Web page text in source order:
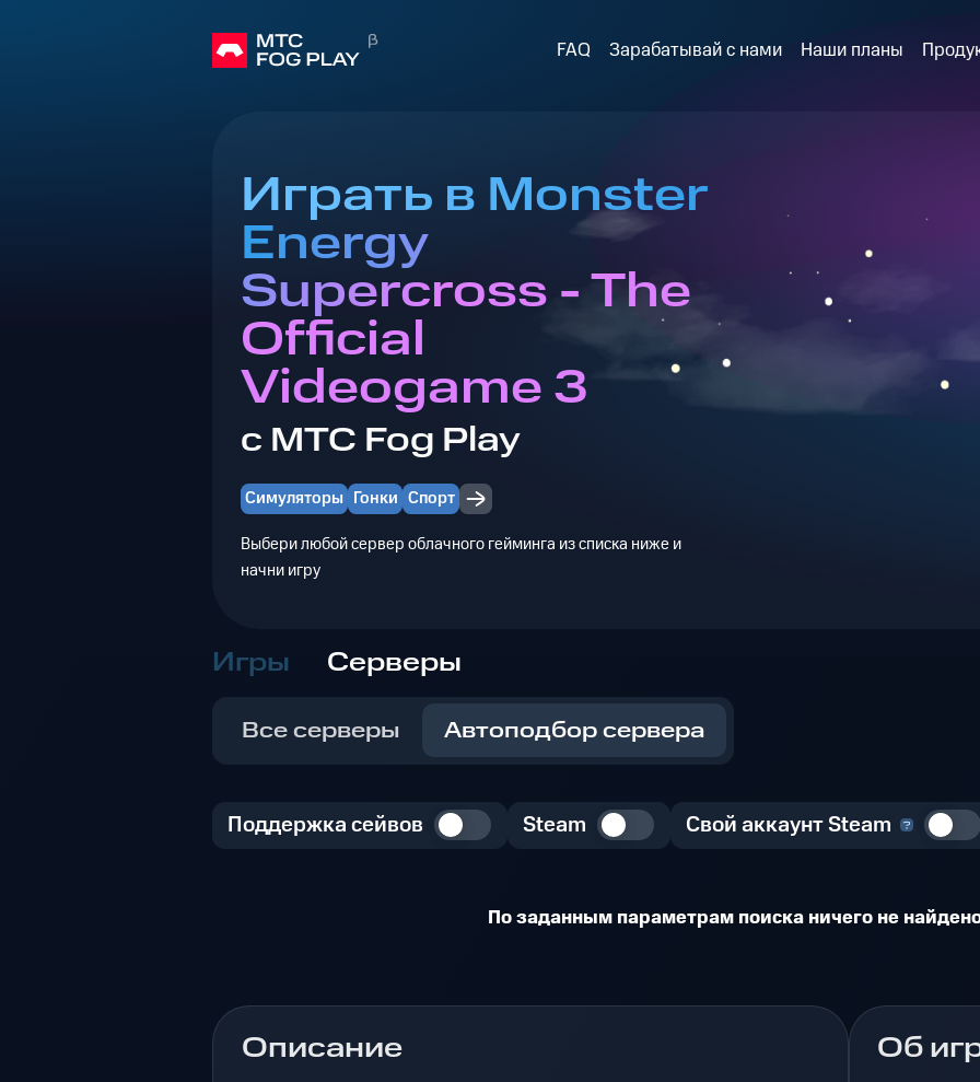
FAQ Зарабатывай с нами Наши планы
Играть в Monster
Energy
Supercross - The
Official
Videogame 3
с МТС Fog Play
Симуляторы Гонки Спорт
Выбери любой сервер облачного гейминга из списка ниже и
начни игру
Игры Серверы
Все серверы Автоподбор сервера
Поддержка сейвов Steam Свой аккаунт Steam
По заданным параметрам поиска ничего не
Описание Об